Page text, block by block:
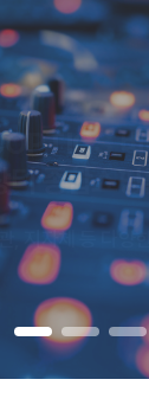
계에서 시
Stop 통
오디오 · LED 디
비
터 종합쇼
, 지자체 등 다양